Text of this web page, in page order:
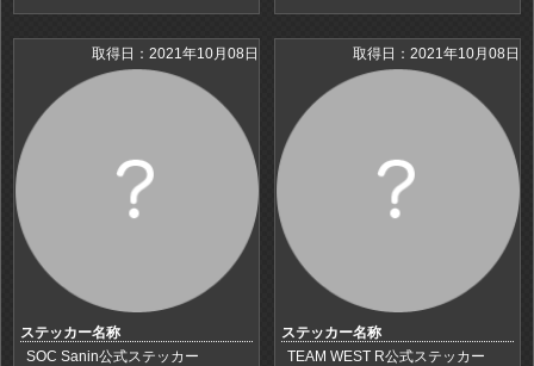
取得日：2021年10月08日
ステッカー名称
SOC Sanin公式ステッカー
取得日：2021年10月08日
ステッカー名称
TEAM WEST R公式ステッカー